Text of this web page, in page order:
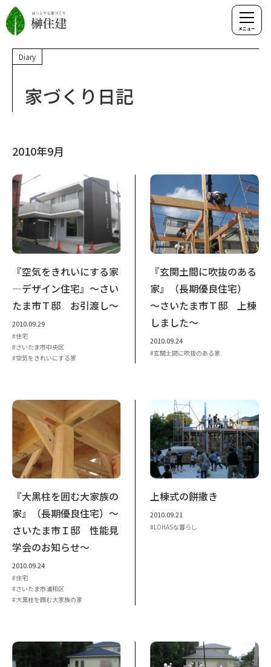
Diary
家づくり日記
2010年9月
『空気をきれいにする家
―デザイン住宅』～さい
たま市Ｔ邸 お引渡し～
2010.09.29
住宅
さいたま市中央区
空気をきれいにする家
『玄関土間に吹抜のある
家』（長期優良住宅）
～さいたま市Ｔ邸 上棟
しました～
2010.09.24
玄関土間に吹抜のある家
『大黒柱を囲む大家族の
家』（長期優良住宅）～
さいたま市Ｉ邸 性能見
学会のお知らせ～
2010.09.24
住宅
さいたま市浦和区
大黒柱を囲む大家族の家
上棟式の餅撒き
2010.09.21
LOHASな暮らし